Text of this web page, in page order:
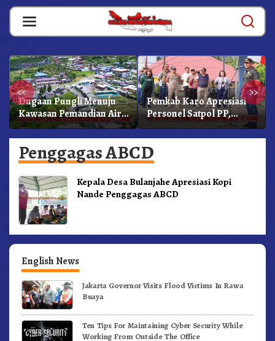
Skip
content
« »
Dugaan Pungli Menuju
Kawasan Pemandian Air
Panas Semangat Gunung
– Doulu Foto Dan
Videokan!
Pemkab Karo Apresiasi
Personel Satpol PP,
Linmas, Dan Pemadam
Kebakaran
Penggagas ABCD
Kepala Desa Bulanjahe Apresiasi Kopi
Nande Penggagas ABCD
English News
Jakarta Governor Visits Flood Victims In Rawa
Buaya
Ten Tips For Maintaining Cyber Security While
Working From Outside The Office